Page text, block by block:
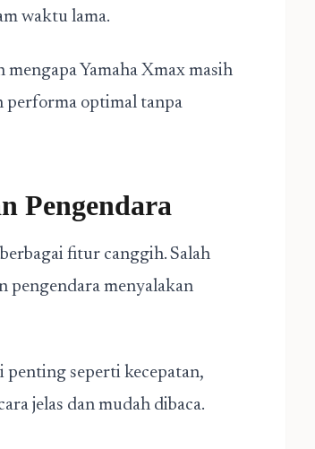
waktu lama.
Yamaha Xmax masih
performa optimal tanpa
Pengendara
fitur canggih. Salah
pengendara menyalakan
seperti kecepatan,
jelas dan mudah dibaca.